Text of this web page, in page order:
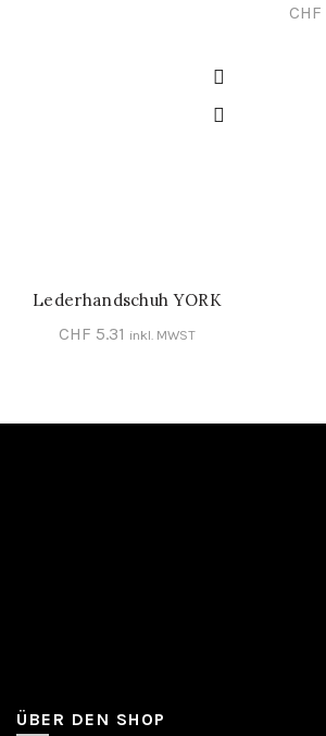
CHF
SCHNELL-EINKAUF
Lederhandschuh YORK
CHF 5.31 inkl. MWST
ÜBER DEN SHOP